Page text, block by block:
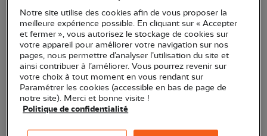
girondines au printemps ? Hirondelles, goélands,
spatules ou encore lézards verts la nature n'a pas
fini de vous surprendre ! Alors suivez le guide et
venez découvrir le milieu dunaire et ses habitants à
nos côtés.
Une animation idéale pour les petits et les grands !
Vous souhaitez covoiturer ? Proposez votre
Notre site utilise des cookies afin de vous proposer la
meilleure expérience possible. En cliquant sur « Accepter
et fermer », vous autorisez le stockage de cookies sur
votre appareil pour améliorer votre navigation sur nos
pages, nous permettre d’analyser l’utilisation du site et
ainsi contribuer à l’améliorer. Vous pourrez revenir sur
votre choix à tout moment en vous rendant sur
Paramétrer les cookies (accessible en bas de page de
notre site). Merci et bonne visite !
Politique de confidentialité